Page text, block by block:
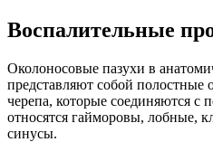
Воспалительные
Околоносовые пазухи в
представляют собой полостные
черепа, которые соединяются с
относятся гайморовы, лобные,
синусы.